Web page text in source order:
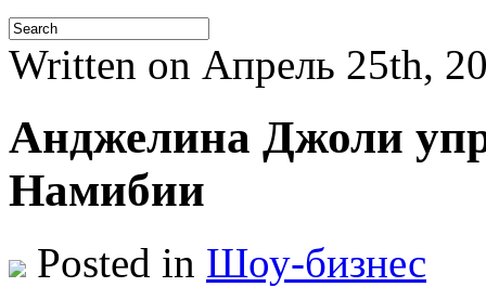
Written on Апрель 25th,
Анджелина Джоли
Намибии
Posted in Шоу-бизнес